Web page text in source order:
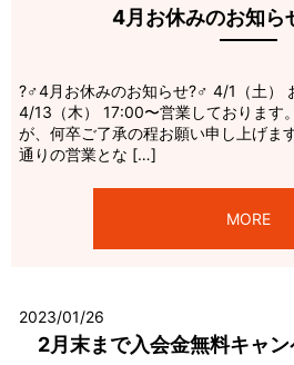
4月お休みのお知ら
?‍♂️4月お休みのお知らせ?‍♂️ 4/1（土）
4/13（木） 17:00〜営業しております
が、何卒ご了承の程お願い申し上げま
通りの営業とな […]
MORE
2023/01/26
2月末まで入会金無料キャ